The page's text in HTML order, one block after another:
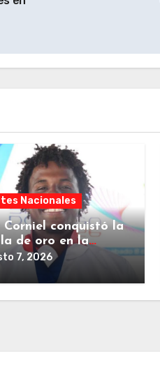
Nacionales
Corniel conquistó la
de oro en la
de Fórmula
7, 2026